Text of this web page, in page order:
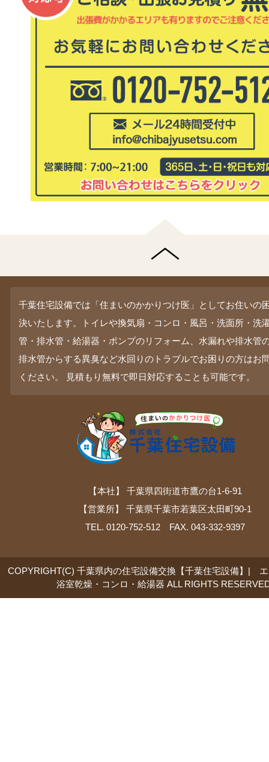
千葉住宅設備では「住まいのかかりつけ医」としてお住いの
決いたします。トイレや換気扇・コンロ・風呂・洗面所・洗
管・排水管・給湯器・ポンプのリフォーム、水漏れや排水管
排水管からする異臭など水回りのトラブルでお困りの方はお
ください。 見積もり無料で即日対応することも可能です。
【本社】 千葉県四街道市鷹の台1-6-91
【営業所】 千葉県千葉市若葉区太田町90-1
TEL. 0120-752-512 FAX. 043-332-9397
COPYRIGHT(C) 千葉県内の住宅設備交換【千葉住宅設備】|
浴室乾燥・コンロ・給湯器 ALL RIGHTS